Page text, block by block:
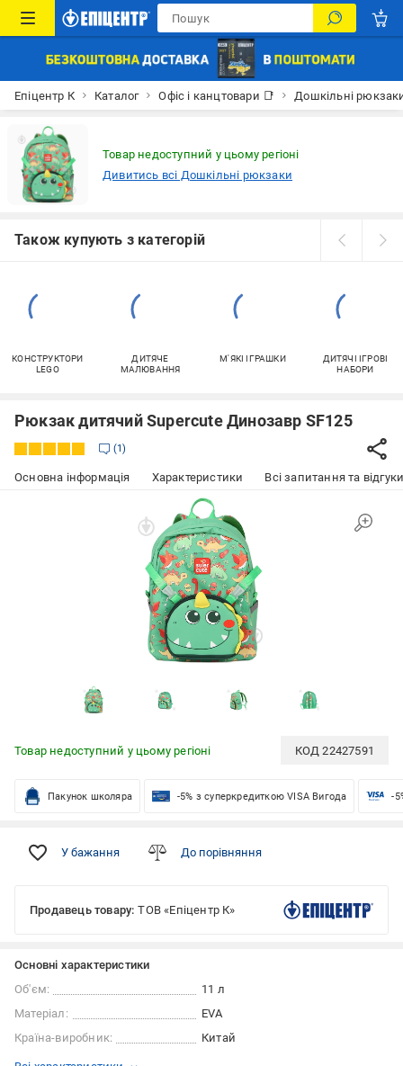
Епіцентр К Каталог Офіс і канцтовари 📑 Дошкільні
Товар недоступний у цьому регіоні
Дивитись всі Дошкільні рюкзаки
Також купують з категорій
КОНСТРУКТОРИ
LEGO
ДИТЯЧЕ
МАЛЮВАННЯ
М'ЯКІ ІГРАШКИ
ДИТЯЧІ ІГРОВІ
НАБОРИ
Рюкзак дитячий Supercute Динозавр SF125
1
Основна інформація Характеристики Всі запитання та
Товар недоступний у цьому регіоні КОД22427591
Пакунок школяра -5% з суперкредиткою VISA Вигода -
У бажання До порівняння
Продавець товару: ТОВ «Епіцентр К»
Основні характеристики
Об'єм:
11 л
Матеріал:
EVA
Країна-виробник:
Китай